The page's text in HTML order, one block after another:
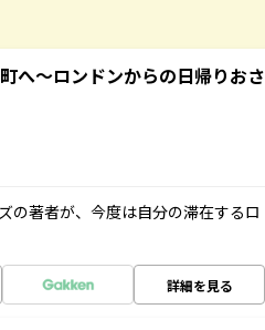
へ～ロンドンからの日帰りおさ
の著者が、今度は自分の滞在するロ
詳細を見る